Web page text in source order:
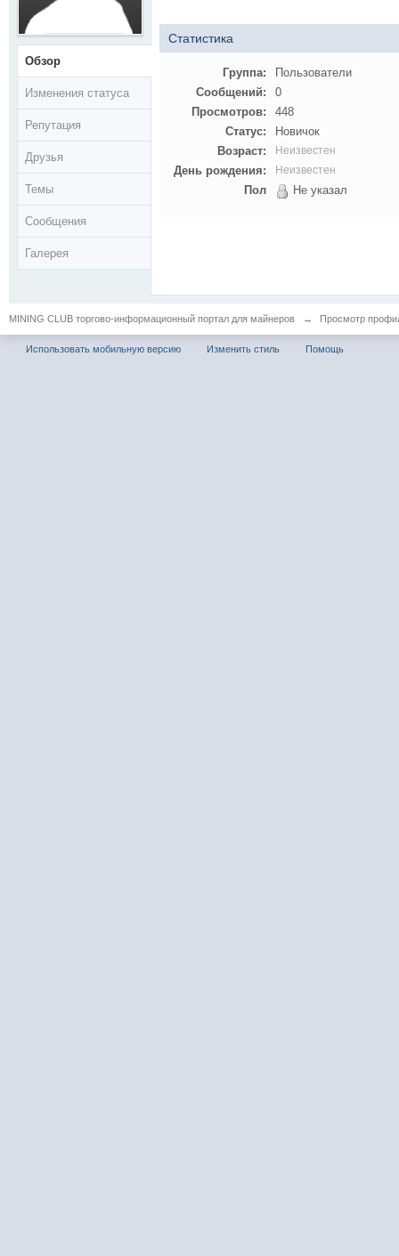
Обзор
Изменения статуса
Репутация
Друзья
Темы
Сообщения
Галерея
Статистика
Группа:
Пользователи
Сообщений:
0
Просмотров:
448
Статус:
Новичок
Возраст:
Неизвестен
День рождения: Неизвестен
Пол Не указал
MINING CLUB торгово-информационный портал для майнеров → Просмотр
Использовать мобильную версию Изменить стиль Помощь